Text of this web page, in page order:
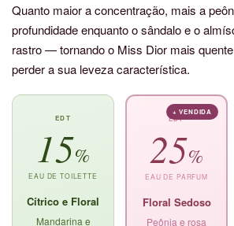
Quanto maior a concentração, mais a
profundidade enquanto o sândalo e o
rastro — tornando o Miss Dior mais
perder a sua leveza característica.
EDT
15%
EAU DE TOILETTE
Cítrico e Floral
Mandarina e
+ VENDIDA
EDP
25%
EAU DE PARFUM
Floral Sedoso
Peônia e rosa